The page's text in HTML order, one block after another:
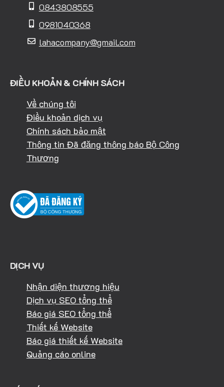
0843808555
0981040368
lahacompany@gmail.com
ĐIỀU KHOẢN & CHÍNH SÁCH
Về chúng tôi
Điều khoản dịch vụ
Chính sách bảo mật
Thông tin Đã đăng thông báo Bộ Công
Thương
DỊCH VỤ
Nhận diện thương hiệu
Dịch vụ SEO tổng thể
Báo giá SEO tổng thể
Thiết kế Website
Báo giá thiết kế Website
Quảng cáo online